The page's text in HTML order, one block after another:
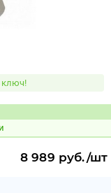
ключ!
Код:
423815
8 989 руб./шт